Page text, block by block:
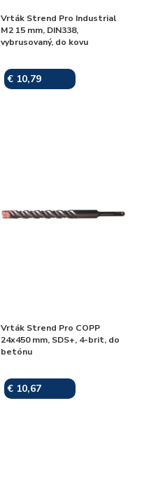
Vrták Strend Pro Industrial
M2 15 mm, DIN338,
vybrusovaný, do kovu
€ 10,79
Vrták Strend Pro COPP
24x450 mm, SDS+, 4-brit, do
betónu
€ 10,67